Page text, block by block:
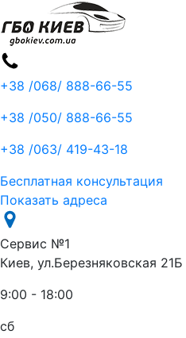
+38 /068/ 888-66-55
+38 /050/ 888-66-55
+38 /063/ 419-43-18
Бесплатная консультация
Показать адреса
Сервис №1
Киев, ул.Березняковская 21Б
9:00 - 18:00
сб